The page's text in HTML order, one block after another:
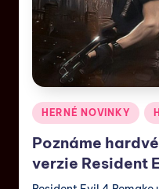
HERNÉ NOVINKY
Poznáme
verzie Resident